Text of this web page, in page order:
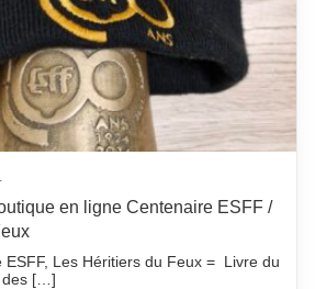
en ligne Centenaire ESFF /
ESFF, Les Héritiers du Feux = Livre du
des […]